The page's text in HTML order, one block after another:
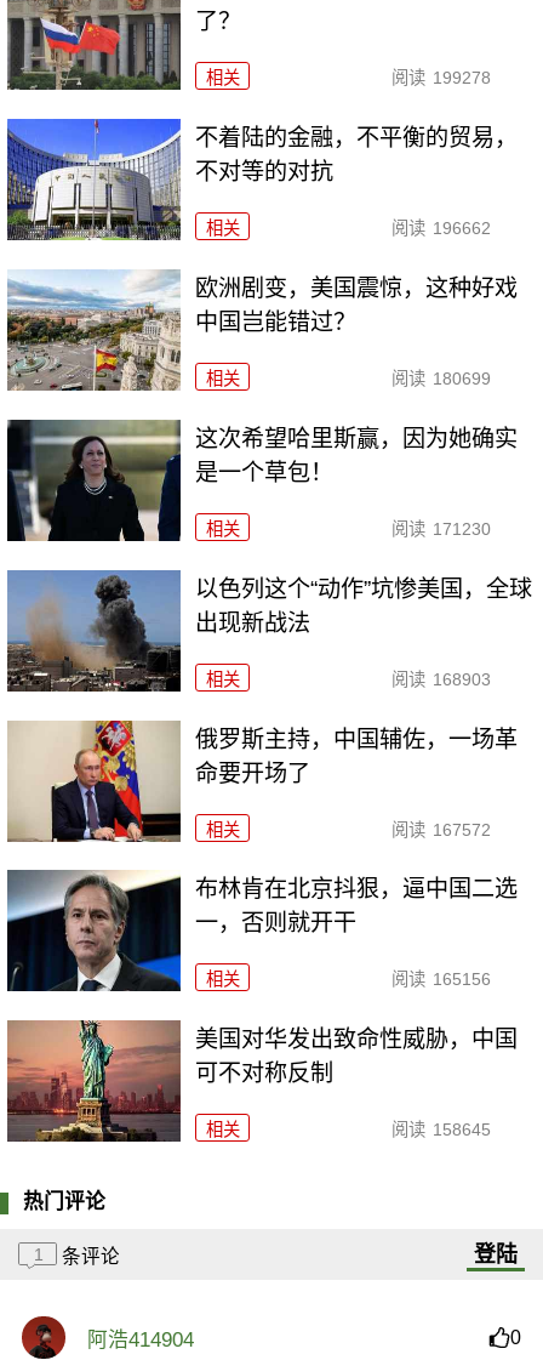
了？
相关 阅读 199278
不着陆的金融，不平衡的贸易，
不对等的对抗
相关 阅读 196662
欧洲剧变，美国震惊，这种好戏
中国岂能错过？
相关 阅读 180699
这次希望哈里斯赢，因为她确实
是一个草包！
相关 阅读 171230
以色列这个“动作”坑惨美国，全球
出现新战法
相关 阅读 168903
俄罗斯主持，中国辅佐，一场革
命要开场了
相关 阅读 167572
布林肯在北京抖狠，逼中国二选
一，否则就开干
相关 阅读 165156
美国对华发出致命性威胁，中国
可不对称反制
相关 阅读 158645
热门评论
1 条评论 登陆
阿浩414904 0